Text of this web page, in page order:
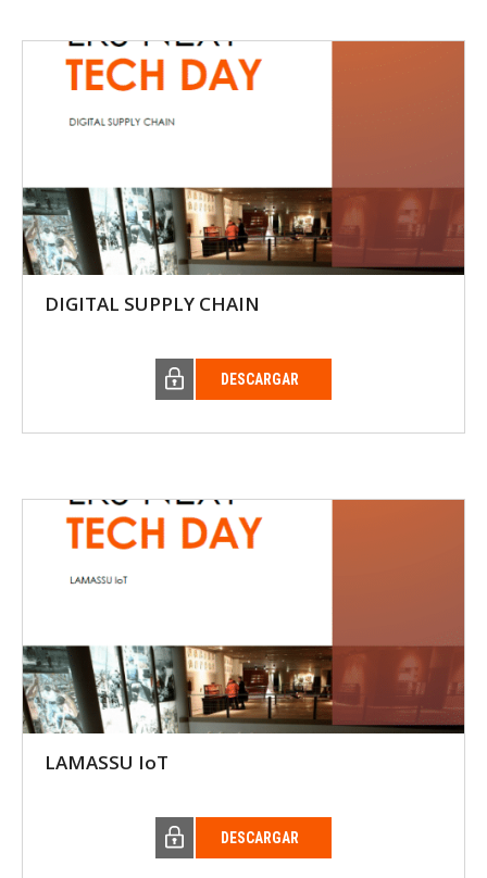
DIGITAL SUPPLY CHAIN
DESCARGAR
LAMASSU IoT
DESCARGAR